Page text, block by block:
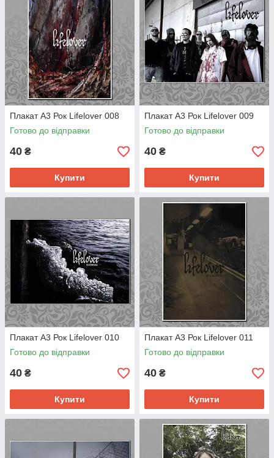
Плакат А3 Рок Lifelover 008
Готово до відправки
40 ₴
Купити
Плакат А3 Рок Lifelover 009
Готово до відправки
40 ₴
Купити
Плакат А3 Рок Lifelover 010
Готово до відправки
40 ₴
Купити
Плакат А3 Рок Lifelover 011
Готово до відправки
40 ₴
Купити